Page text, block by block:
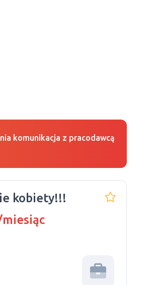
komunikacja z pracodawcą
kobiety!!!
miesiąc